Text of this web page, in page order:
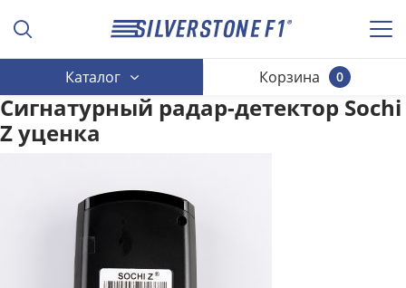
Каталог 0
Корзина
Сигнатурный радар-детектор Sochi
Z уценка